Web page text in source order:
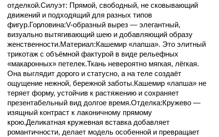
отделкой.Силуэт: Прямой, свободный, не сковывающий
движений и подходящий для разных типов
фигур.Горловина:V-образный вырез — элегантный,
визуально вытягивающий шею и добавляющий образу
женственности.Материал:Кашемир «лапша». Это элитный
трикотаж с объёмной фактурой в виде рельефных
«макаронных» петелек.Ткань невероятно мягкая, лёгкая.
Она выглядит дорого и статусно, а на теле создаёт
ощущение нежной, бережной заботы.Кашемир «лапша» не
теряет форму, устойчив к растяжению и сохраняет
презентабельный вид долгое время.Отделка:Кружево —
изящный контраст к лаконичному прямому
крою.Деликатная кружевная вставка добавляет
романтичности, делает модель особенной и превращает